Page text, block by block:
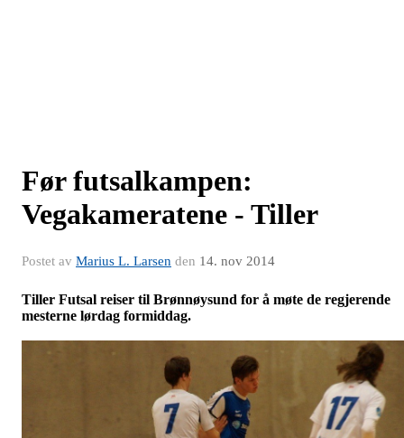
Før futsalkampen:
Vegakameratene - Tiller
Postet av Marius L. Larsen den 14. nov 2014
Tiller Futsal reiser til Brønnøysund for å møte de regjerende
mesterne lørdag formiddag.